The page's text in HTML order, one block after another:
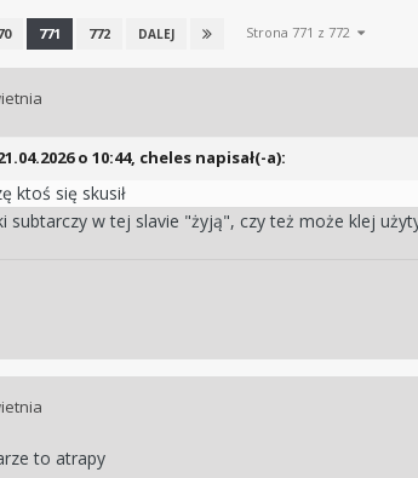
771 772 DALEJ Strona 771 z 772
o 10:44, chelesnapisał(-a):
ktoś się skusił
subtarczy w tej slavie "żyją", czy też może klej
to atrapy